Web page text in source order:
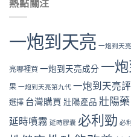
熱點關注
一炮到天亮 一炮到天
亮哪裡買 一炮到天亮成分 一
果 一炮到天亮第九代 一炮到天亮
選擇 台灣購買 壯陽產品 壯陽藥
延時噴霧 延時膠囊 必利勁 必